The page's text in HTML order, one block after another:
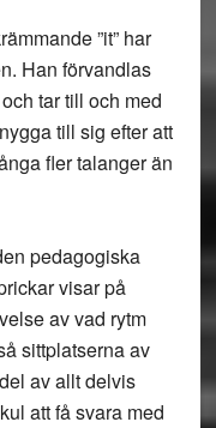
”it” har
Han förvandlas
tar till och med
till sig efter att
fler talanger än
pedagogiska
visar på
av vad rytm
sittplatserna av
av allt delvis
att få svara med